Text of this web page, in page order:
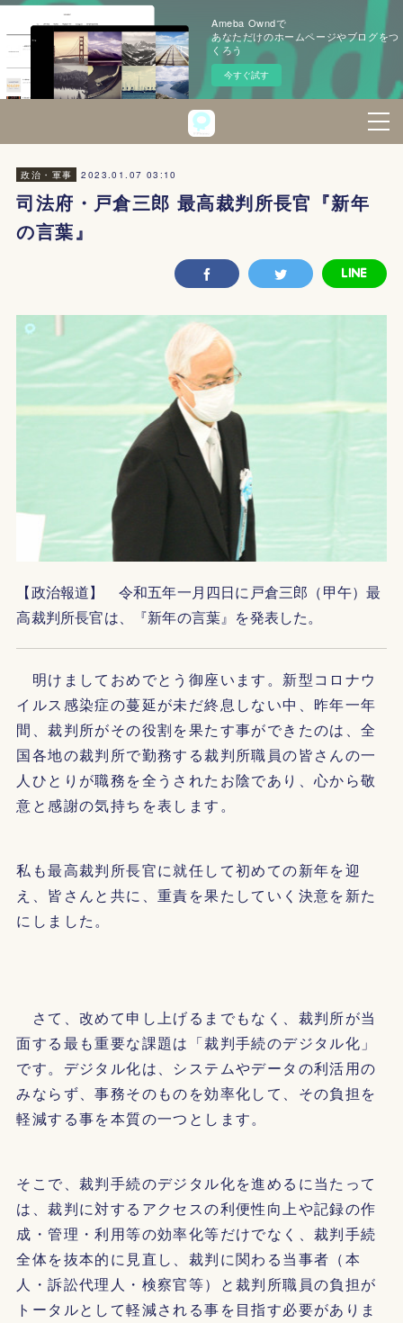
Ameba Owndで
あなただけのホームページやブログをつ
くろう
今すぐ試す
政治・軍事 2023.01.07 03:10
司法府・戸倉三郎 最高裁判所長官『新年
の言葉』
【政治報道】 令和五年一月四日に戸倉三郎（甲午）最
高裁判所長官は、『新年の言葉』を発表した。
明けましておめでとう御座います。新型コロナウ
イルス感染症の蔓延が未だ終息しない中、昨年一年
間、裁判所がその役割を果たす事ができたのは、全
国各地の裁判所で勤務する裁判所職員の皆さんの一
人ひとりが職務を全うされたお陰であり、心から敬
意と感謝の気持ちを表します。
私も最高裁判所長官に就任して初めての新年を迎
え、皆さんと共に、重責を果たしていく決意を新た
にしました。
さて、改めて申し上げるまでもなく、裁判所が当
面する最も重要な課題は「裁判手続のデジタル化」
です。デジタル化は、システムやデータの利活用の
みならず、事務そのものを効率化して、その負担を
軽減する事を本質の一つとします。
そこで、裁判手続のデジタル化を進めるに当たって
は、裁判に対するアクセスの利便性向上や記録の作
成・管理・利用等の効率化等だけでなく、裁判手続
全体を抜本的に見直し、裁判に関わる当事者（本
人・訴訟代理人・検察官等）と裁判所職員の負担が
トータルとして軽減される事を目指す必要がありま